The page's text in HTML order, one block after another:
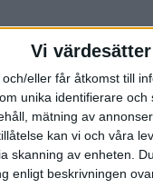
Vi
eller får åtkomst till
unika identifierare
mätning av
kan vi och våra
skanning av enheten.
enligt beskrivningen
år i rekordstort
Halvmaraton
mulet och väldigt
kom till sta...